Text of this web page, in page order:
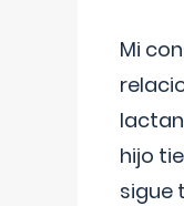
Mi
hijo
sigue